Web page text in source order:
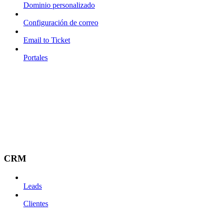
Dominio personalizado
Configuración de correo
Email to Ticket
Portales
CRM
Leads
Clientes